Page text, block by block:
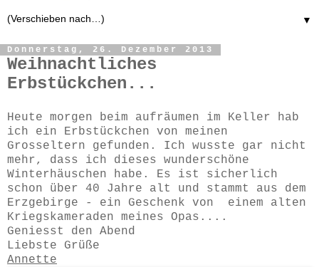
▼
Donnerstag, 26. Dezember 2013
Weihnachtliches
Erbstückchen...
Heute morgen beim aufräumen im Keller hab
ich ein Erbstückchen von meinen
Grosseltern gefunden. Ich wusste gar nicht
mehr, dass ich dieses wunderschöne
Winterhäuschen habe. Es ist sicherlich
schon über 40 Jahre alt und stammt aus dem
Erzgebirge - ein Geschenk von einem alten
Kriegskameraden meines Opas....
Geniesst den Abend
Liebste Grüße
Annette